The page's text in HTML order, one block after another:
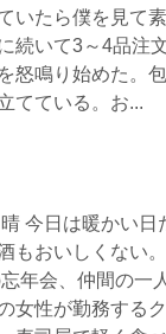
いたら僕を見て
続いて3～4品注
怒鳴り始めた。
てている。お...
日は暖かい日
もおいしくない
年会、仲間の一
女性が勤務する